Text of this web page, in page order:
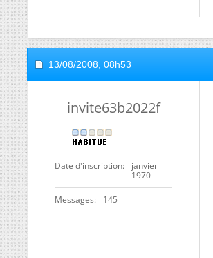
13/08/2008, 08h53
invite63b2022f
Date d'inscription
janvier
1970
Messages 145